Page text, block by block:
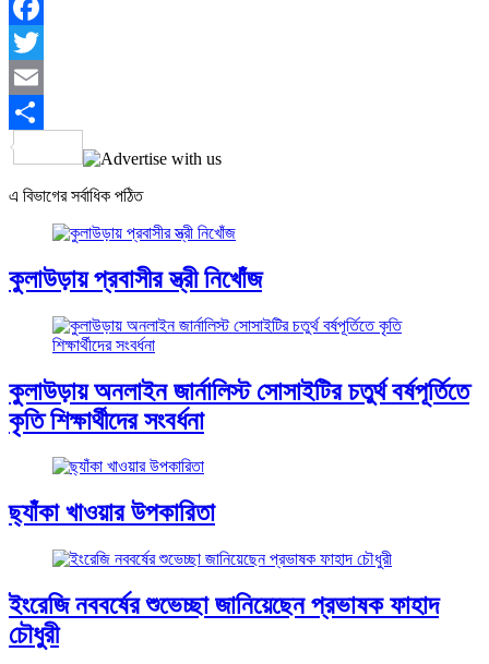
Facebook
Twitter
Email
Share
এ বিভাগের সর্বাধিক পঠিত
কুলাউড়ায় প্রবাসীর স্ত্রী নিখোঁজ
কুলাউড়ায় অনলাইন জার্নালিস্ট সোসাইটির চতুর্থ বর্ষপূর্তিতে
কৃতি শিক্ষার্থীদের সংবর্ধনা
ছ্যাঁকা খাওয়ার উপকারিতা
ইংরেজি নববর্ষের শুভেচ্ছা জানিয়েছেন প্রভাষক ফাহাদ
চৌধুরী